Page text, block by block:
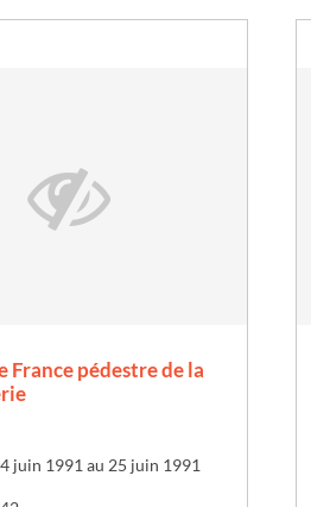
France pédestre de la
juin 1991 au 25 juin 1991